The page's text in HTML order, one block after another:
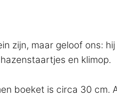
zijn, maar geloof ons:
en klimop.
boeket is circa 30 cm.